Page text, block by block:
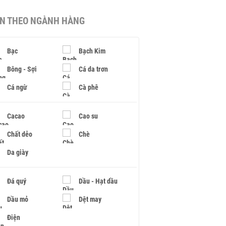
THEO NGÀNH HÀNG
Bạc Bạch Kim
Bông - Sợi Cá da trơn
Cá ngừ Cà phê
Cacao Cao su
Chất dẻo Chè
Da giày
Đá quý Dầu - Hạt dầu
Dầu mỏ Dệt may
Điện